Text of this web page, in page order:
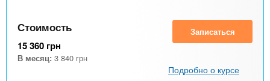
Стоимость
15 360 грн
В месяц: 3 840 грн
Записаться
Подробно о курсе